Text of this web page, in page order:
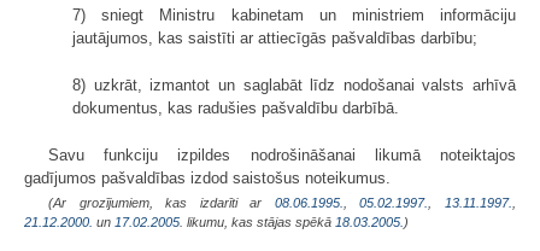
7) sniegt Ministru kabinetam un ministriem informāciju
jautājumos, kas saistīti ar attiecīgās pašvaldības darbību;
8) uzkrāt, izmantot un saglabāt līdz nodošanai valsts arhīvā
dokumentus, kas radušies pašvaldību darbībā.
Savu funkciju izpildes nodrošināšanai likumā noteiktajos
gadījumos pašvaldības izdod saistošus noteikumus.
(Ar grozījumiem, kas izdarīti ar 08.06.1995.,05.02.1997.,13.11.1997.,
21.12.2000. un 17.02.2005. likumu, kas stājas spēkā 18.03.2005.)